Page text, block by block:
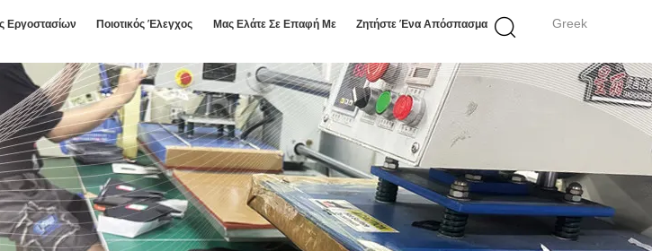
Greek
Εργοστασίων Ποιοτικός Έλεγχος Μας Ελάτε Σε Επαφή Με Ζητήστε Ένα Απόσπασμα